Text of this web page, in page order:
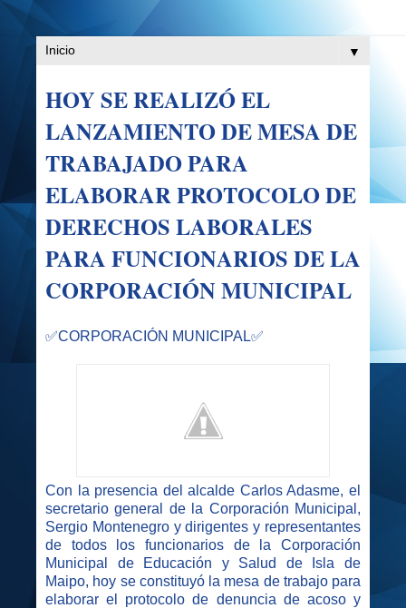
▼
HOY SE REALIZÓ EL
LANZAMIENTO DE MESA DE
TRABAJADO PARA
ELABORAR PROTOCOLO DE
DERECHOS LABORALES
PARA FUNCIONARIOS DE LA
CORPORACIÓN MUNICIPAL
✅CORPORACIÓN MUNICIPAL✅
Con la presencia del alcalde Carlos Adasme, el
secretario general de la Corporación Municipal,
Sergio Montenegro y dirigentes y representantes
de todos los funcionarios de la Corporación
Municipal de Educación y Salud de Isla de
Maipo, hoy se constituyó la mesa de trabajo para
elaborar el protocolo de denuncia de acoso y